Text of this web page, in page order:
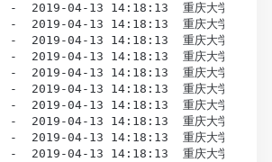
-  2019-04-13 14:18:13  重庆大
-  2019-04-13 14:18:13  重庆大
-  2019-04-13 14:18:13  重庆大
-  2019-04-13 14:18:13  重庆大
-  2019-04-13 14:18:13  重庆大
-  2019-04-13 14:18:13  重庆大
-  2019-04-13 14:18:13  重庆大
-  2019-04-13 14:18:13  重庆大
-  2019-04-13 14:18:13  重庆大
-  2019-04-13 14:18:13  重庆大